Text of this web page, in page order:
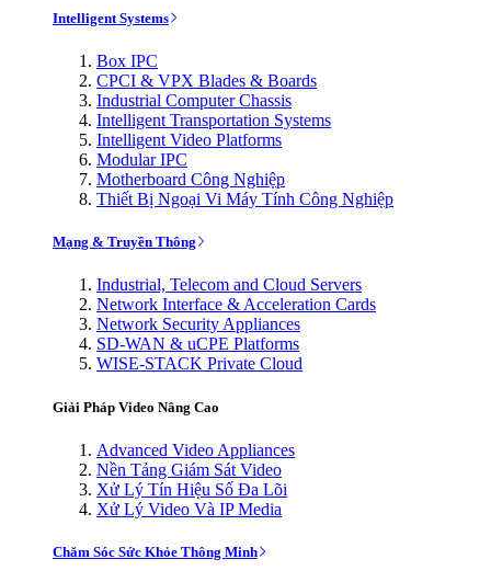
Intelligent Systems
Box IPC
CPCI & VPX Blades & Boards
Industrial Computer Chassis
Intelligent Transportation Systems
Intelligent Video Platforms
Modular IPC
Motherboard Công Nghiệp
Thiết Bị Ngoại Vi Máy Tính Công Nghiệp
Mạng & Truyền Thông
Industrial, Telecom and Cloud Servers
Network Interface & Acceleration Cards
Network Security Appliances
SD-WAN & uCPE Platforms
WISE-STACK Private Cloud
Giải Pháp Video Nâng Cao
Advanced Video Appliances
Nền Tảng Giám Sát Video
Xử Lý Tín Hiệu Số Đa Lõi
Xử Lý Video Và IP Media
Chăm Sóc Sức Khỏe Thông Minh